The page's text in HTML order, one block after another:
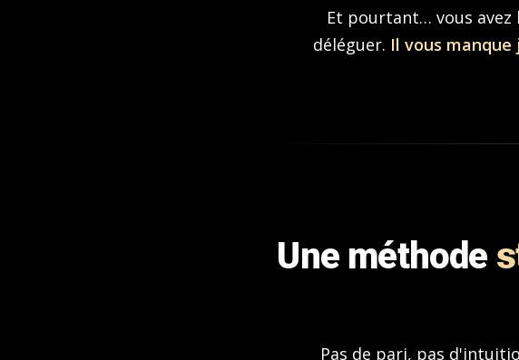
Et pourtant… vous avez
déléguer. Il vous
Une méthode
Pas de pari, pas